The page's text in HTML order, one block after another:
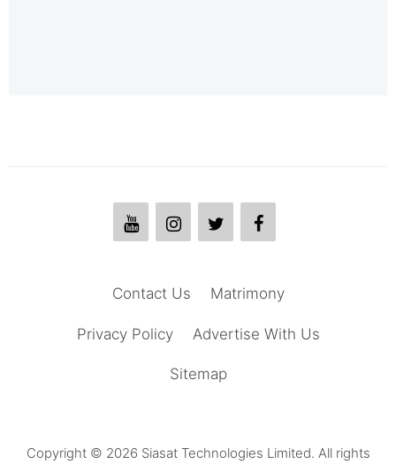
Matrimony
Contact Us
Advertise With Us
Privacy Policy
Sitemap
Copyright © 2026 Siasat Technologies Limited. All rights